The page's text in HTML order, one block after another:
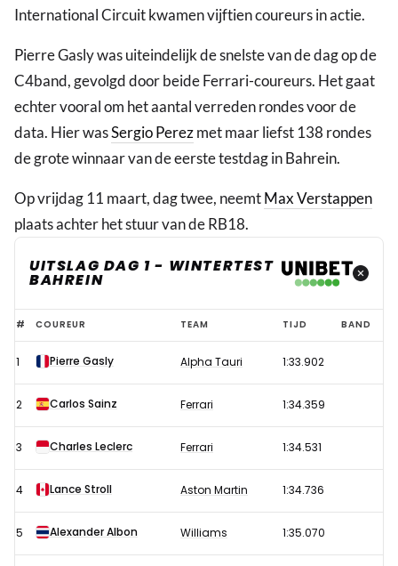
International Circuit kwamen vijftien coureurs in actie.
Pierre Gasly was uiteindelijk de snelste van de dag op de
C4band, gevolgd door beide Ferrari-coureurs. Het gaat
echter vooral om het aantal verreden rondes voor de
data. Hier wasSergio Perezmet maar liefst 138 rondes
de grote winnaar van de eerste testdag in Bahrein.
Op vrijdag 11 maart, dag twee, neemtMax Verstappen
plaats achter het stuur van de RB18.
UITSLAG DAG 1 - WINTERTEST
BAHREIN
Uitslag
Formule
1
wintertest
maart
2022
# COUREUR TEAM TIJD BAND
1 Pierre Gasly Alpha Tauri 1:33.902
2 Carlos Sainz Ferrari 1:34.359
3 Charles Leclerc Ferrari 1:34.531
4 Lance Stroll Aston Martin 1:34.736
5 Alexander Albon Williams 1:35.070